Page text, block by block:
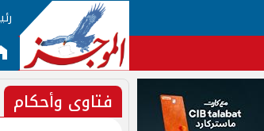
فتاوى وأحكام